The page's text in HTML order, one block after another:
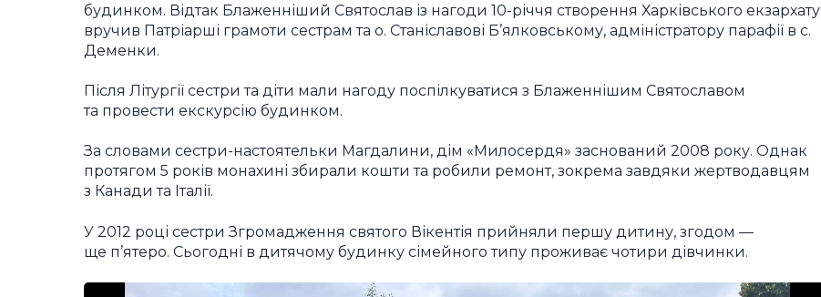
будинком. Відтак Блаженніший Святослав із нагоди 10-річчя створення Харківського екзархату
вручив Патріарші грамоти сестрам та о. Станіславові Б’ялковському, адміністратору парафії в с.
Деменки.
Після Літургії сестри та діти мали нагоду поспілкуватися з Блаженнішим Святославом
та провести екскурсію будинком.
За словами сестри-настоятельки Магдалини, дім «Милосердя» заснований 2008 року. Однак
протягом 5 років монахині збирали кошти та робили ремонт, зокрема завдяки жертводавцям
з Канади та Італії.
У 2012 році сестри Згромадження святого Вікентія прийняли першу дитину, згодом —
ще п’ятеро. Сьогодні в дитячому будинку сімейного типу проживає чотири дівчинки.